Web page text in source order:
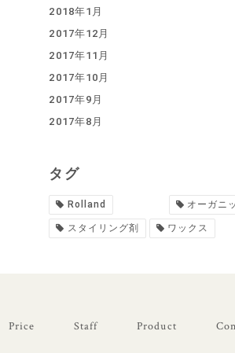
2018年1月
2017年12月
2017年11月
2017年10月
2017年9月
2017年8月
タグ
Rolland オーガニ
スタイリング剤 ワックス
Price Staff Product